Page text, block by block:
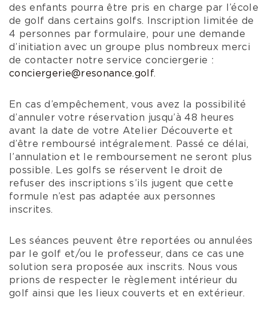
des enfants pourra être pris en charge par l’école
de golf dans certains golfs. Inscription limitée de
4 personnes par formulaire, pour une demande
d’initiation avec un groupe plus nombreux merci
de contacter notre service conciergerie :
conciergerie@resonance.golf.
En cas d’empêchement, vous avez la possibilité
d’annuler votre réservation jusqu’à 48 heures
avant la date de votre Atelier Découverte et
d’être remboursé intégralement. Passé ce délai,
l’annulation et le remboursement ne seront plus
possible. Les golfs se réservent le droit de
refuser des inscriptions s’ils jugent que cette
formule n’est pas adaptée aux personnes
inscrites.
Les séances peuvent être reportées ou annulées
par le golf et/ou le professeur, dans ce cas une
solution sera proposée aux inscrits. Nous vous
prions de respecter le règlement intérieur du
golf ainsi que les lieux couverts et en extérieur.